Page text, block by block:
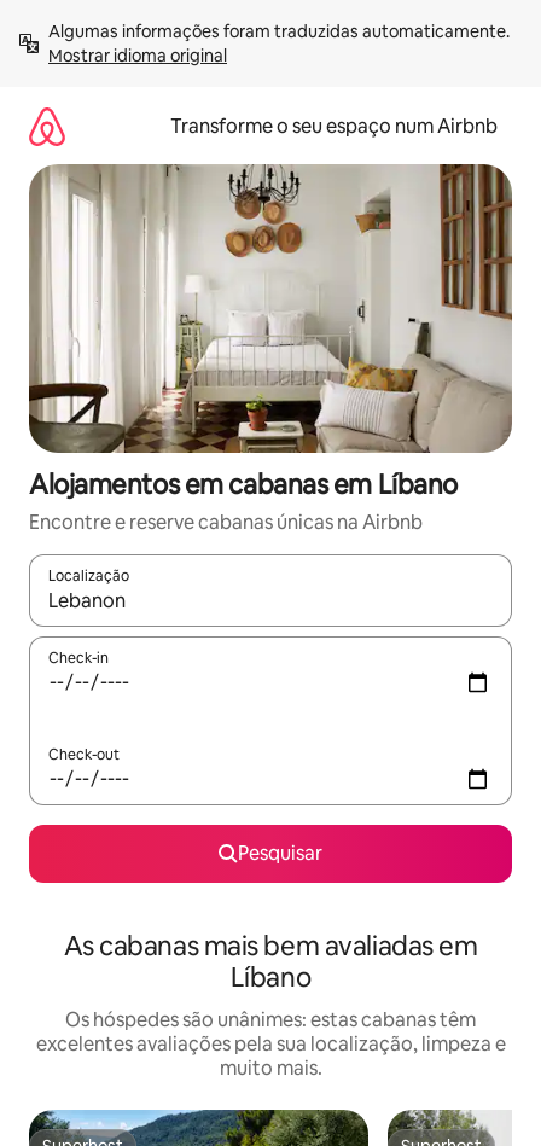
para
Mostrar idioma original
Transforme o seu espaço num Airbnb
Alojamentos em cabanas em Líbano
Encontre e reserve cabanas únicas na Airbnb
Localização
Quando os resultados estiverem disponíveis, navegue com
Check-in
Check-out
Pesquisar
As cabanas mais bem avaliadas em
Líbano
Os hóspedes são unânimes: estas cabanas têm
excelentes avaliações pela sua localização, limpeza e
muito mais.